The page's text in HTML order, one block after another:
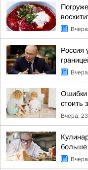
Россия
Ошибки
стоить
Вчера,
больше